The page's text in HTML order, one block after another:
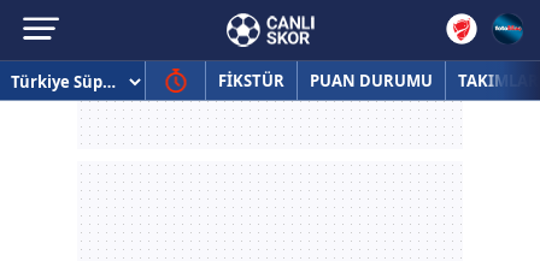
FİKSTÜR PUAN DURUMU TAKIMLAR